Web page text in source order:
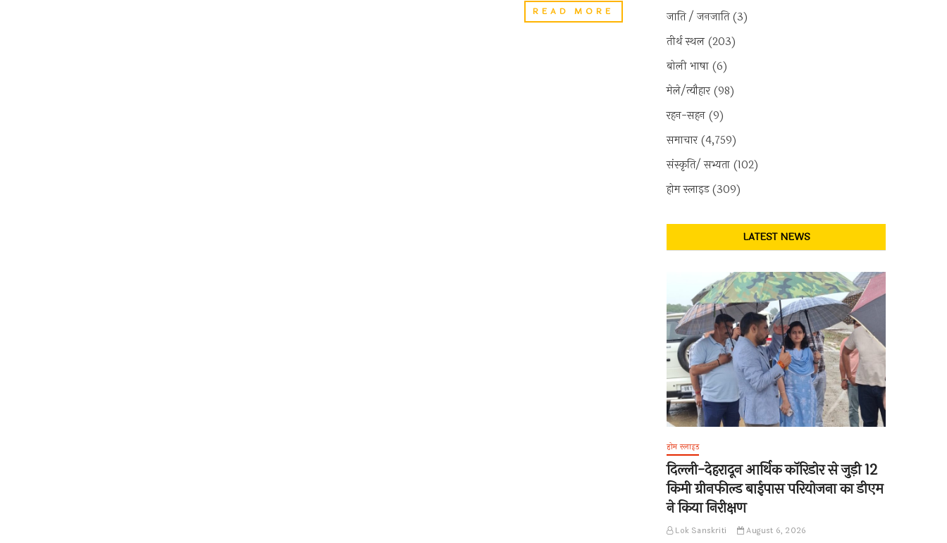
READ MORE
का
जाति / जनजाति(3)
तीर्थ स्थल (203)
बोली भाषा (6)
मेले/त्यौहार(98)
रहन-सहन (9)
समाचार(4,759)
संस्कृति/ सभ्यता (102)
होम स्लाइड(309)
LATEST NEWS
होम स्लाइड
दिल्ली-देहरादून आर्थिक कॉरिडोर से जुड़ी 12
किमी ग्रीनफील्ड बाईपास परियोजना का डीएम
ने किया निरीक्षण
Lok Sanskriti August 6, 2026